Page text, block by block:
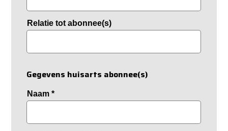
Relatie tot abonnee(s)
Gegevens huisarts abonnee(s)
Naam*